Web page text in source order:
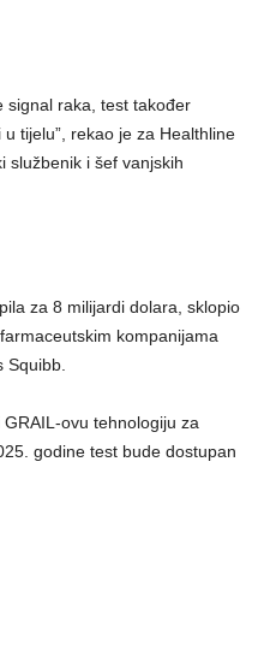
signal raka, test također
tijelu”, rekao je za Healthline
službenik i šef vanjskih
za 8 milijardi dolara, sklopio
kompanijama
Squibb.
ovu tehnologiju za
godine test bude dostupan